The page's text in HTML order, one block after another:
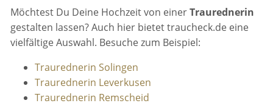
Möchtest Du Deine Hochzeit von einerTraurednerin
gestalten lassen? Auch hier bietet traucheck.de eine
vielfältige Auswahl. Besuche zum Beispiel:
Traurednerin Solingen
Traurednerin Leverkusen
Traurednerin Remscheid